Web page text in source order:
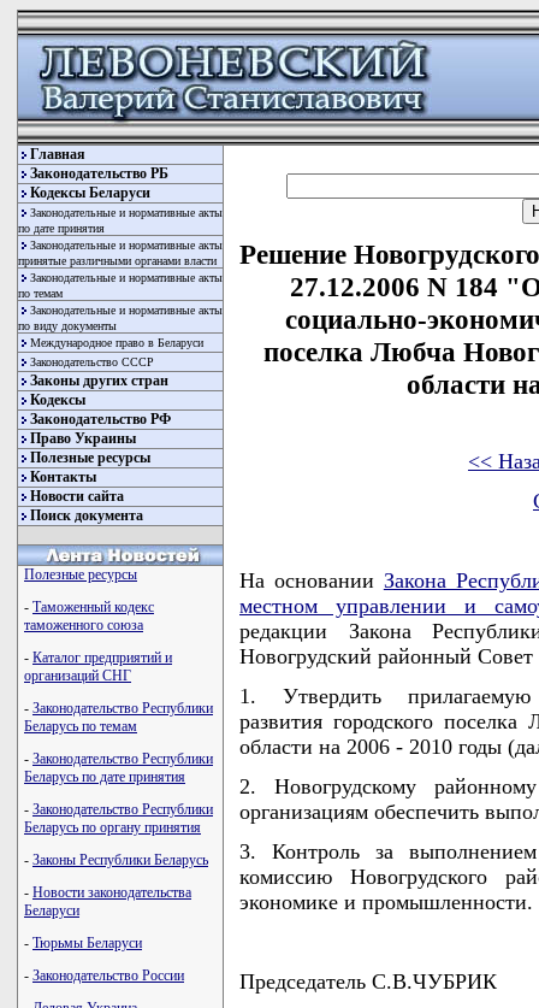
Главная
Законодательство РБ
Кодексы Беларуси
Законодательные и нормативные акты
по дате принятия
Законодательные и нормативные акты
принятые различными органами власти
Законодательные и нормативные акты
по темам
Законодательные и нормативные акты
по виду документы
Международное право в Беларуси
Законодательство СССР
Законы других стран
Кодексы
Законодательство РФ
Право Украины
Полезные ресурсы
Контакты
Новости сайта
Поиск документа
Полезные ресурсы
- Таможенный кодекс
таможенного союза
- Каталог предприятий и
организаций СНГ
- Законодательство Республики
Беларусь по темам
- Законодательство Республики
Беларусь по дате принятия
- Законодательство Республики
Беларусь по органу принятия
- Законы Республики Беларусь
- Новости законодательства
Беларуси
- Тюрьмы Беларуси
- Законодательство России
Решение
27.12.2006 N 184
социально-
поселка Любча
области
<<
На основании Закона
местном управлении и
редакции Закона
Новогрудский районный
1. Утвердить прилагаемую
развития городского
области на 2006 - 2010 годы
2. Новогрудскому
организациям обеспечить
3. Контроль за
комиссию Новогрудского
экономике и промышленности.
Председатель С.В.ЧУБРИК